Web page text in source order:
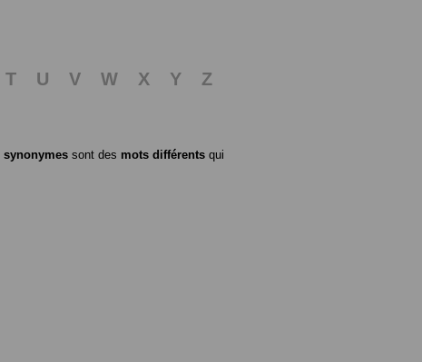
T U V W X Y
Z
synonymes sont des mots différents qui